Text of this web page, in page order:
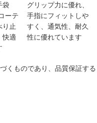
袋
ーテ
り止
快適
グリップ力に優れ、
手指にフィットしや
すく、通気性、耐久
性に優れています
くものであり、品質保証す